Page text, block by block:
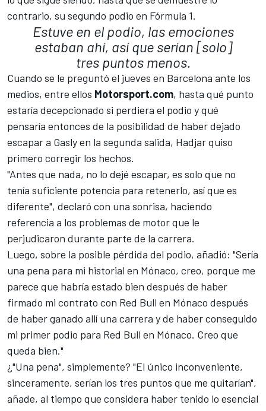
contrario, su segundo podio en Fórmula 1.
Estuve en el podio, las emociones
estaban ahí, así que serían [solo]
tres puntos menos.
Cuando se le preguntó el jueves en Barcelona ante los
medios, entre ellos Motorsport.com, hasta qué punto
estaría decepcionado si perdiera el podio y qué
pensaría entonces de la posibilidad de haber dejado
escapar a Gasly en la segunda salida, Hadjar quiso
primero corregir los hechos.
"Antes que nada, no lo dejé escapar, es solo que no
tenía suficiente potencia para retenerlo, así que es
diferente", declaró con una sonrisa, haciendo
referencia a los problemas de motor que le
perjudicaron durante parte de la carrera.
Luego, sobre la posible pérdida del podio, añadió: "Sería
una pena para mi historial en Mónaco, creo, porque me
parece que habría estado bien después de haber
firmado mi contrato con Red Bull en Mónaco después
de haber ganado allí una carrera y de haber conseguido
mi primer podio para Red Bull en Mónaco. Creo que
queda bien."
¿"Una pena", simplemente? "El único inconveniente,
sinceramente, serían los tres puntos que me quitarían",
añade, al tiempo que considera haber tenido lo esencial